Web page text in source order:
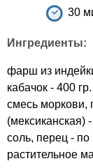
30
Ингредиенты:
фарш из
кабачок - 400 гр.
смесь моркови,
(мексиканская) -
соль, перец - по
растительное